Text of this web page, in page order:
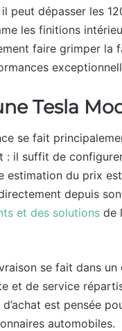
peut dépasser les
les finitions
faire grimper la
Tesla
se fait
: il suffit de
estimation du prix
depuis
et des solutions de
se fait dans
et de service
d’achat est pensée
automobiles.